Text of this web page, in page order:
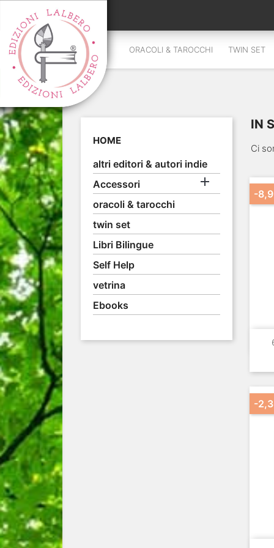
ORACOLI & TAROCCHI TWIN SET
HOME
altri editori & autori indie
Accessori

oracoli & tarocchi
twin set
Libri Bilingue
Self Help
vetrina
Ebooks
IN
Ci
-
-